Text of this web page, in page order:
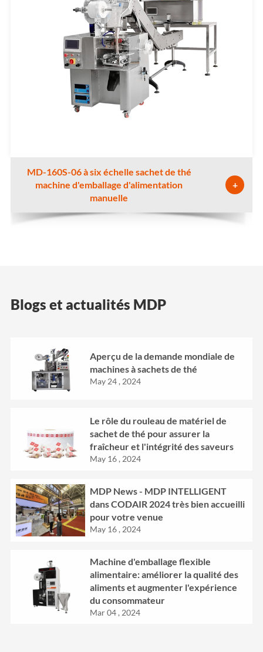
MD-160S-06 à six échelle sachet de thé
machine d'emballage d'alimentation
manuelle
+
Blogs et actualités MDP
Aperçu de la demande mondiale de
machines à sachets de thé
May 24 , 2024
Le rôle du rouleau de matériel de
sachet de thé pour assurer la
fraîcheur et l'intégrité des saveurs
May 16 , 2024
MDP News - MDP INTELLIGENT
dans CODAIR 2024 très bien accueilli
pour votre venue
May 16 , 2024
Machine d'emballage flexible
alimentaire: améliorer la qualité des
aliments et augmenter l'expérience
du consommateur
Mar 04 , 2024